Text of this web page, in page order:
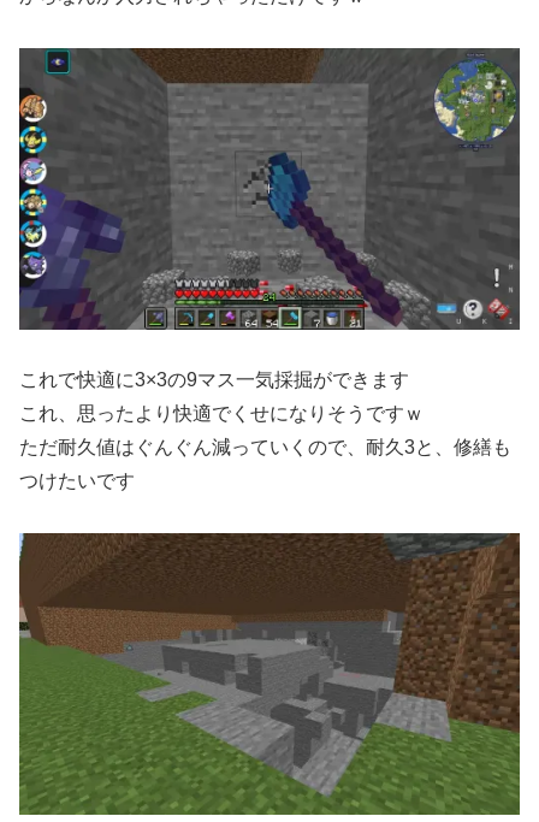
これで快適に3×3の9マス一気採掘ができます
これ、思ったより快適でくせになりそうですｗ
ただ耐久値はぐんぐん減っていくので、耐久3と、修繕も
つけたいです